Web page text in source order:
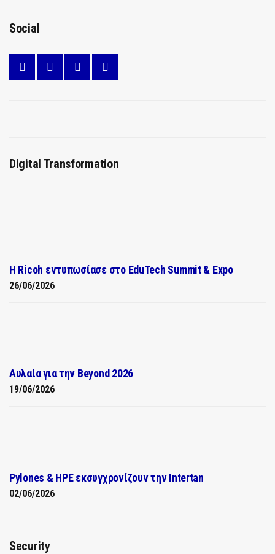
Social
Digital Transformation
Η Ricoh εντυπωσίασε στο EduTech Summit & Expo
26/06/2026
Αυλαία για την Beyond 2026
19/06/2026
Pylones & HPE εκσυγχρονίζουν την Intertan
02/06/2026
Security